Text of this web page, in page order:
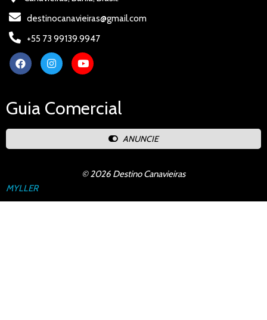
destinocanavieiras@gmail.com
+55 73 99139.9947
Guia Comercial
ANUNCIE
© 2026 Destino Canavieiras
MYLLER